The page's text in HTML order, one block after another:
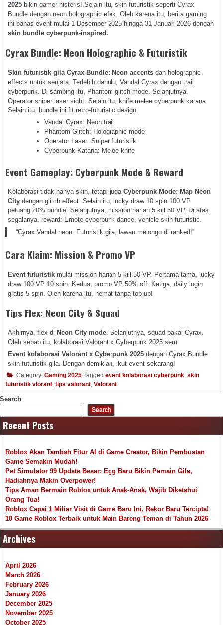
2025 bikin gamer histeris! Selain itu, skin futuristik seperti Cyrax
Bundle dengan neon holographic efek. Oleh karena itu, berita gaming
ini bahas event mulai 1 Desember 2025 hingga 31 Januari 2026 dengan
skin bundle cyberpunk-inspired.
Cyrax Bundle: Neon Holographic & Futuristik
Skin futuristik gila Cyrax Bundle: Neon accents dan holographic
effects untuk senjata. Terlebih dahulu, Vandal Cyrax dengan trail
cyberpunk. Di samping itu, Phantom glitch mode. Selanjutnya,
Operator sniper laser sight. Selain itu, knife melee cyberpunk katana.
Selain itu, bundle ini fit retro-futuristic design.
Vandal Cyrax: Neon trail
Phantom Glitch: Holographic mode
Operator Laser: Sniper futuristik
Cyberpunk Katana: Melee knife
Event Gameplay: Cyberpunk Mode & Reward
Kolaborasi tidak hanya skin, tetapi jugaCyberpunk Mode: Map Neon
City dengan glitch effect. Selain itu, lucky draw 10 spin 100 VP
peluang 20% bundle. Selanjutnya, mission harian 5 kill 50 VP. Di atas
segalanya, reward: Emote cyberpunk dance, vehicle skin futuristic.
“Cyrax Vandal neon: Futuristik gila, lawan melongo di ranked!”
Cara Klaim: Mission & Promo VP
Event futuristik mulai mission harian 5 kill 50 VP. Pertama-tama, lucky
draw 100 VP 10 spin. Kedua, promo VP 50% off. Ketiga, daily login
gratis 5 spin. Oleh karena itu, hemat tanpa top-up!
Tips Flex: Neon City & Squad
Akhirnya, flex diNeon City mode . Selanjutnya, squad pakai Cyrax.
Oleh sebab itu, kolaborasi Valorant x Cyberpunk 2025 seru.
Event kolaborasi Valorant x Cyberpunk 2025 dengan Cyrax Bundle
skin futuristik gila. Dengan demikian, ikut event sekarang!
Category: Gaming 2025 Tagged event kolaborasi cyberpunk, skin
futuristik vlorant, tips valorant, Valorant
Search
Search
Recent Posts
Roblox Akan Tambah Fitur AI di Game Creator, Bikin Pembuatan
Game Semakin Mudah!
Pet Simulator 99 Update Besar: Egg Baru Bikin Pemain Gila,
Hadiahnya Makin Overpower!
Tips Aman Bermain Roblox untuk Anak-Anak, Wajib Diketahui
Orang Tua!
Roblox Capai 1 Miliar Visit di Game Baru Ini, Rekor Baru Tercipta!
10 Game Roblox Terbaik untuk Main Bareng Teman di Tahun 2026
Archives
April 2026
March 2026
February 2026
January 2026
December 2025
November 2025
October 2025